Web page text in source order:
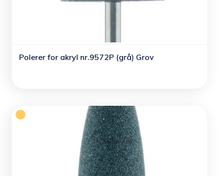
Polerer for akryl nr.9572P (grå) Grov